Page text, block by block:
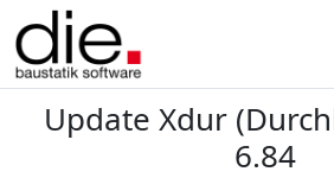
Update Xdur
6.84